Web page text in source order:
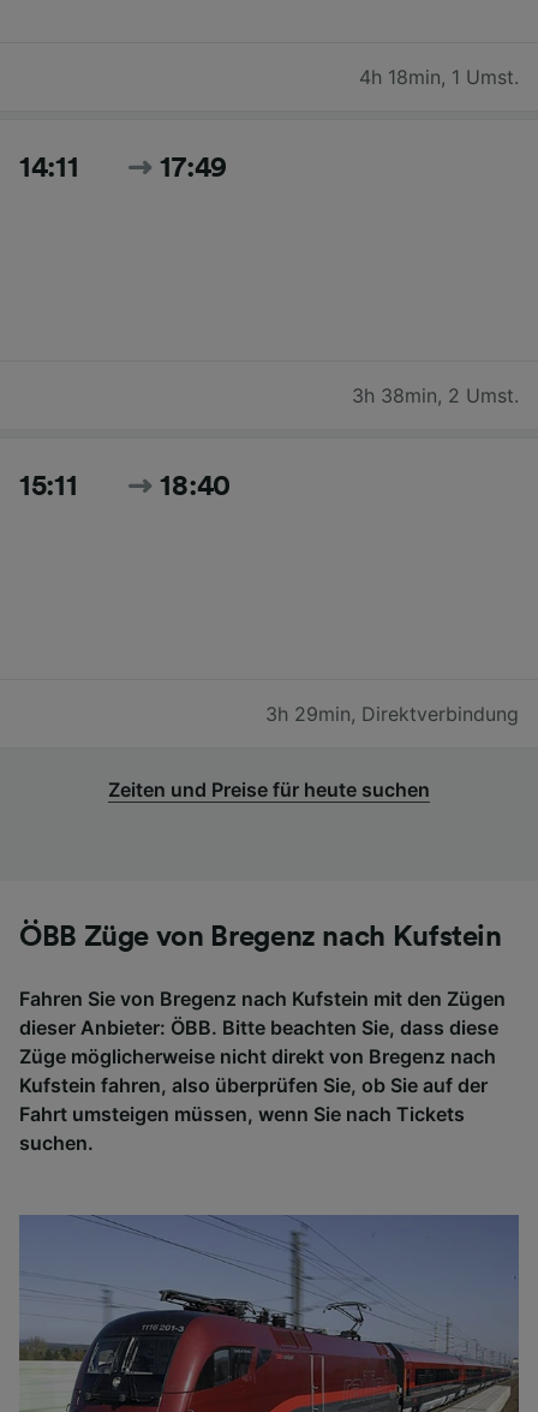
4h 18min, 1 Umst.
14:11 17:49
3h 38min, 2 Umst.
15:11 18:40
3h 29min, Direktverbindung
Zeiten und Preise für heute suchen
ÖBB Züge von Bregenz nach Kufstein
Fahren Sie von Bregenz nach Kufstein mit den Zügen
dieser Anbieter: ÖBB. Bitte beachten Sie, dass diese
Züge möglicherweise nicht direkt von Bregenz nach
Kufstein fahren, also überprüfen Sie, ob Sie auf der
Fahrt umsteigen müssen, wenn Sie nach Tickets
suchen.